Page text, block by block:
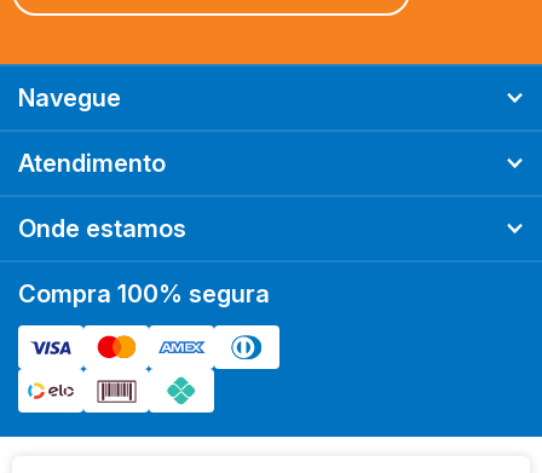
Ordenar
A - Z
Maior Preço
Mais Vendidos
Novidades
Mais Relevantes
Marcas
Navegue
Atendimento
Onde estamos
Compra 100% segura